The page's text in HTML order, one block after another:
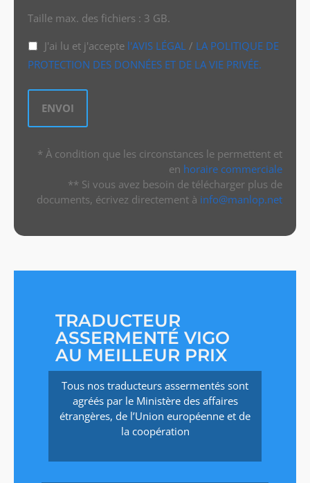
Taille max. des fichiers : 3 GB.
J'ai lu et j'acceptel'AVIS LÉGAL / LA POLITIQUE DE
PROTECTION DES DONNÉES ET DE LA VIE PRIVÉE.
* À condition que les circonstances le permettent et
en horaire commerciale
** Si vous avez besoin de télécharger plus de
documents, écrivez directement à info@manlop.net
TRADUCTEUR
ASSERMENTÉ VIGO
AU MEILLEUR PRIX
Tous nos traducteurs assermentés sont
agréés par le Ministère des affaires
étrangères, de l’Union européenne et de
la coopération